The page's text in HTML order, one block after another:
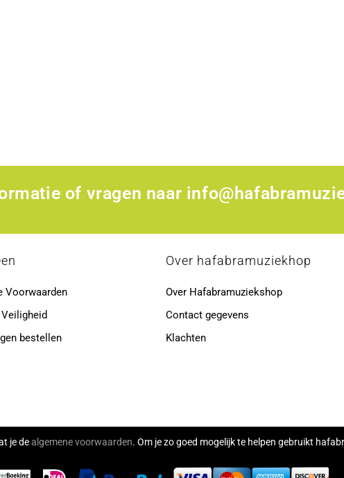
of vragen naar
Voorwaarden
bestellen
Over hafabramuziekhop
Over Hafabramuziekshop
Contact gegevens
Klachten
je dealgemene voorwaarden. Om je zo goed mogelijk te helpen gebruikt